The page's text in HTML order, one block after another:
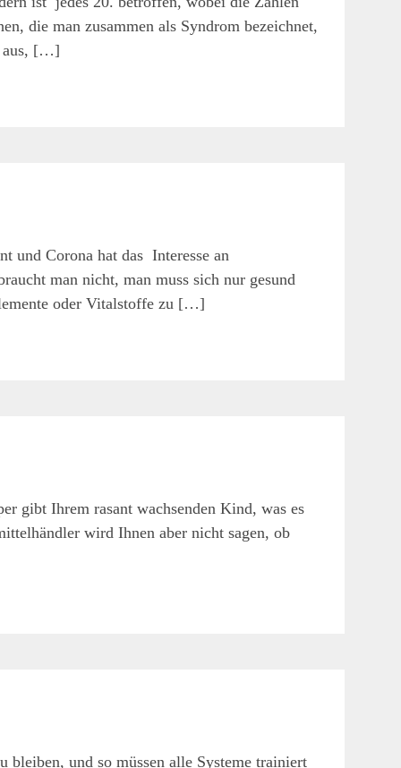
die man zusammen als Syndrom bezeichnet,
aus, […]
und Corona hat das Interesse an
man nicht, man muss sich nur gesund
oder Vitalstoffe zu […]
gibt Ihrem rasant wachsenden Kind, was es
wird Ihnen aber nicht sagen, ob
und so müssen alle Systeme trainiert